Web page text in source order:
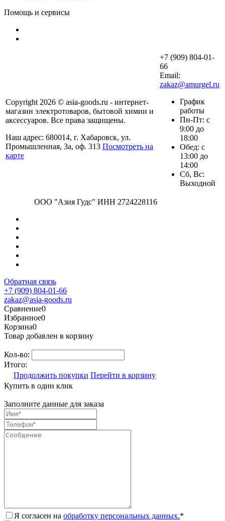
Помощь и сервисы
Copyright 2026 © asia-goods.ru - интернет-
магазин электротоваров, бытовой химии и
аксессуаров. Все права защищены.
Наш адрес: 680014, г. Хабаровск, ул.
Промышленная, 3а, оф. 313 Посмотреть на
карте
+7 (909) 804-01-
66
Email:
zakaz@amurgel.ru
График
работы
Пн-Пт: с
9:00 до
18:00
Обед: с
13:00 до
14:00
Сб, Вс:
Выходной
ООО "Азия Гудс" ИНН 2724228116
Обратная связь
+7 (909) 804-01-66
zakaz@asia-goods.ru
Сравнение0
Избранное0
Корзина0
Товар добавлен в корзину
Кол-во:
Итого:
Продолжить покупки Перейти в корзину
Купить в один клик
Заполните данные для заказа
Я согласен на обработку персональных данных.*